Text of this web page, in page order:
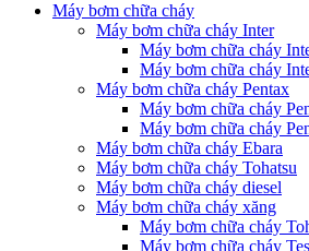
Máy bơm chữa cháy
Máy bơm chữa cháy Inter
Máy bơm chữa cháy
Máy bơm chữa cháy
Máy bơm chữa cháy Pentax
Máy bơm chữa cháy
Máy bơm chữa cháy
Máy bơm chữa cháy Ebara
Máy bơm chữa cháy Tohatsu
Máy bơm chữa cháy diesel
Máy bơm chữa cháy xăng
Máy bơm chữa cháy
Máy bơm chữa cháy